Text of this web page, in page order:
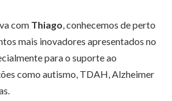
com Thiago, conhecemos de perto
mais inovadores apresentados no
para o suporte ao
como autismo, TDAH, Alzheimer